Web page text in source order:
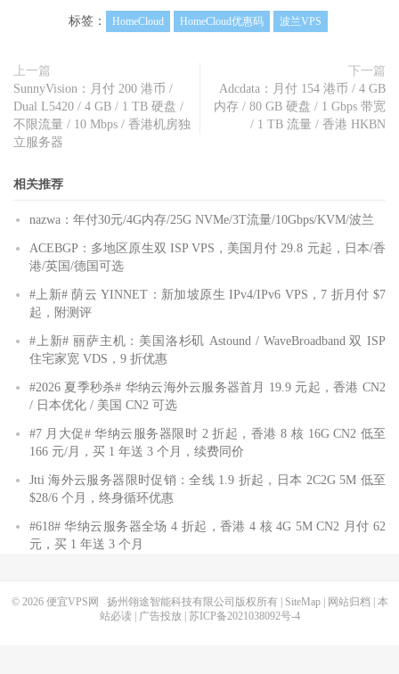
标签： HomeCloud HomeCloud优惠码 波兰VPS
上一篇
SunnyVision：月付 200 港币 /
Dual L5420 / 4 GB / 1 TB 硬盘 /
不限流量 / 10 Mbps / 香港机房独
立服务器
下一篇
Adcdata：月付 154 港币 / 4 GB
内存 / 80 GB 硬盘 / 1 Gbps 带宽
/ 1 TB 流量 / 香港 HKBN
相关推荐
nazwa：年付30元/4G内存/25G NVMe/3T流量/10Gbps/KVM/波兰
ACEBGP：多地区原生双 ISP VPS，美国月付 29.8 元起，日本/香
港/英国/德国可选
#上新# 荫云 YINNET：新加坡原生 IPv4/IPv6 VPS，7 折月付 $7
起，附测评
#上新# 丽萨主机：美国洛杉矶 Astound / WaveBroadband 双 ISP
住宅家宽 VDS，9 折优惠
#2026 夏季秒杀# 华纳云海外云服务器首月 19.9 元起，香港 CN2
/ 日本优化 / 美国 CN2 可选
#7 月大促# 华纳云服务器限时 2 折起，香港 8 核 16G CN2 低至
166 元/月，买 1 年送 3 个月，续费同价
Jtti 海外云服务器限时促销：全线 1.9 折起，日本 2C2G 5M 低至
$28/6 个月，终身循环优惠
#618# 华纳云服务器全场 4 折起，香港 4 核 4G 5M CN2 月付 62
元，买 1 年送 3 个月
© 2026 便宜VPS网 扬州翎途智能科技有限公司版权所有 | SiteMap| 网站归档 | 本
站必读 | 广告投放| 苏ICP备2021038092号-4